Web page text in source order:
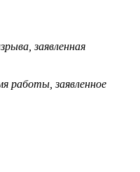
заявленная
работы, заявленное